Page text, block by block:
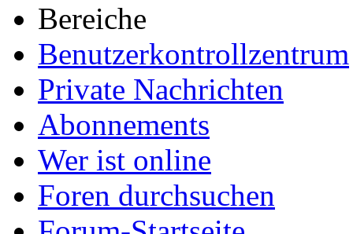
Bereiche
Benutzerkontrollzentrum
Private Nachrichten
Abonnements
Wer ist online
Foren durchsuchen